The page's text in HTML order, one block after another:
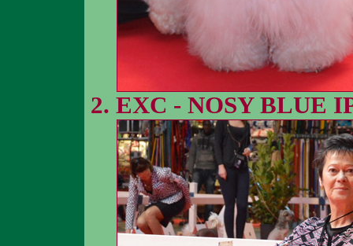
EXC - NOSY BLUE